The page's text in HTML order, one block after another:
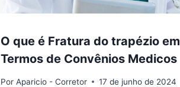
O que é Fratura do trapézio em
Termos de Convênios Medicos
Por Aparicio - Corretor 17 de junho de 2024